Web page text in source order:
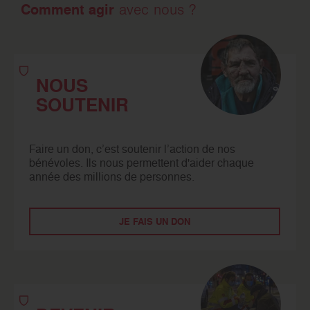
Comment agir avec nous ?
NOUS
SOUTENIR
Faire un don, c’est soutenir l’action de nos
bénévoles. Ils nous permettent d'aider chaque
année des millions de personnes.
JE FAIS UN DON